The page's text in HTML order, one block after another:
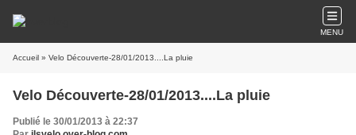
MENU
Accueil » Velo Découverte-28/01/2013....La pluie
Velo Découverte-28/01/2013....La pluie
Publié le 30/01/2013 à 22:37